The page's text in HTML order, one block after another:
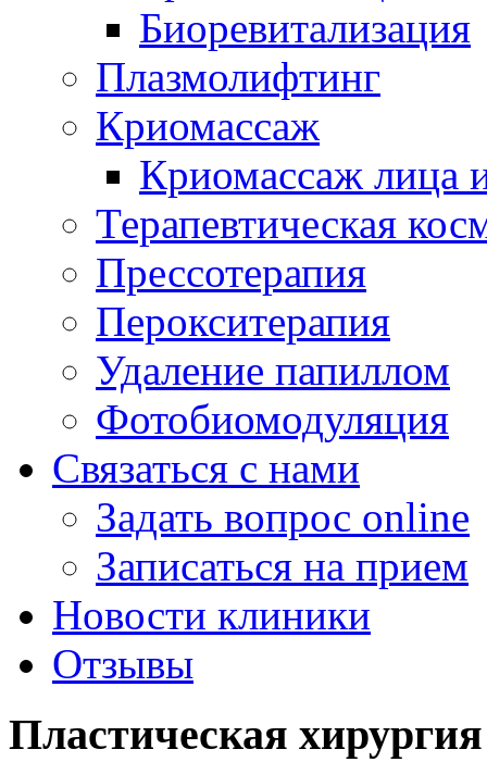
Биоревитализация
Плазмолифтинг
Криомассаж
Криомассаж лица
Терапевтическая
Прессотерапия
Перокситерапия
Удаление папиллом
Фотобиомодуляция
Связаться с нами
Задать вопрос online
Записаться на прием
Новости клиники
Отзывы
Пластическая хирургия